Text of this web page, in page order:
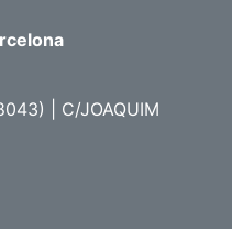
| C/JOAQUIM